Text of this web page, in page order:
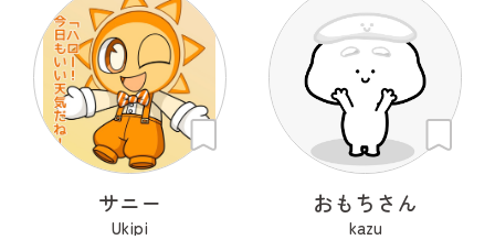
サニー
Ukipi
おもちさん
kazu